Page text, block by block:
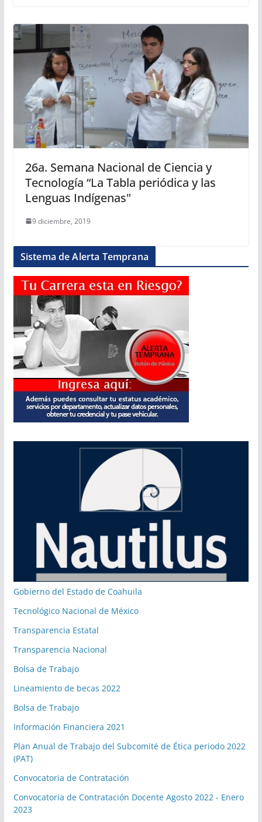
26a. Semana Nacional de Ciencia y
Tecnología “La Tabla periódica y las
Lenguas Indígenas"
9 diciembre, 2019
Sistema de Alerta Temprana
Gobierno del Estado de Coahuila
Tecnológico Nacional de México
Transparencia Estatal
Transparencia Nacional
Bolsa de Trabajo
Lineamiento de becas 2022
Bolsa de Trabajo
Información Financiera 2021
Plan Anual de Trabajo del Subcomité de Ética periodo 2022
(PAT)
Convocatoria de Contratación
Convocatoria de Contratación Docente Agosto 2022 - Enero
2023